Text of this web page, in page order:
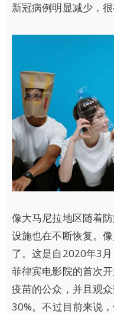
新冠病例明显减少，
像大马尼拉地区随着
设施也在不断恢复。
了。这是自2020年3
菲律宾电影院的首次
疫苗的公众，并且观
30%。不过目前来说